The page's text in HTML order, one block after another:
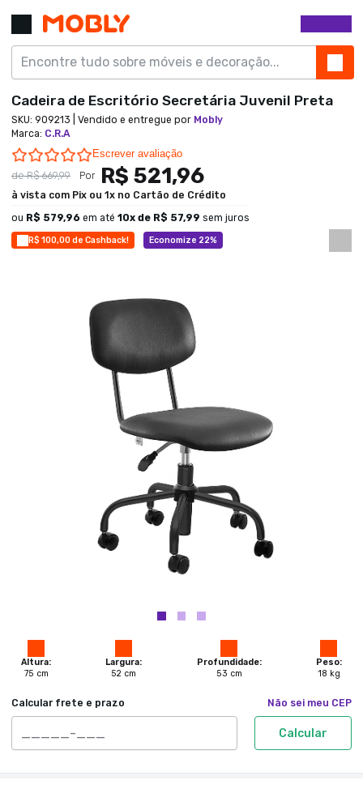
R$ 100,00 de Cashback! Economize 22%
Altura:
75 cm
Largura:
52 cm
Profundidade:
53 cm
Peso:
18 kg
Calcular frete e prazo Não sei meu CEP
Calcular
Cadeira de Escritório Secretária Juvenil Preta
SKU: 909213 | Vendido e entregue por Mobly
Marca: C.R.A
0.0 star rating
Escrever avaliação
deR$ 669,99 Por R$ 521,96
à vista com Pix ou 1x no Cartão de Crédito
ou R$ 579,96 em até 10x de R$ 57,99 sem juros